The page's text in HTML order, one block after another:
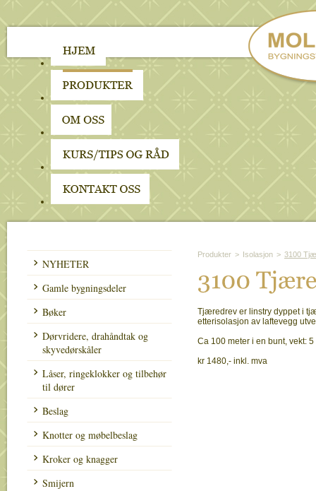
NYHETER
Gamle bygningsdeler
Bøker
Dørvridere, drahåndtak og
skyvedørskåler
Låser, ringeklokker og tilbehør
til dører
Beslag
Knotter og møbelbeslag
Kroker og knagger
Smijern
Produkter > Isolasjon > 3100
3100 Tjæ
Tjæredrev er linstry dyppet i
etterisolasjon av laftevegg
Ca 100 meter i en bunt, vekt: 5
kr 1480,- inkl. mva